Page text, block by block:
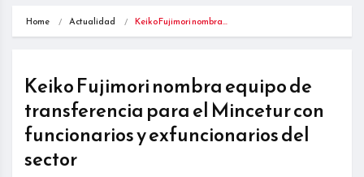
Home Actualidad Keiko Fujimori nombra…
Keiko Fujimori nombra equipo de
transferencia para el Mincetur con
funcionarios y exfuncionarios del
sector